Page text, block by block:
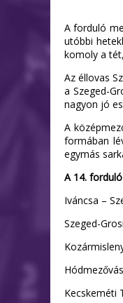
A forduló
utóbbi
komoly a
Az éllovas
a Szeged-
nagyon jó
A
formában
egymás
A 14.
Iváncsa –
Szeged-
Kecskeméti